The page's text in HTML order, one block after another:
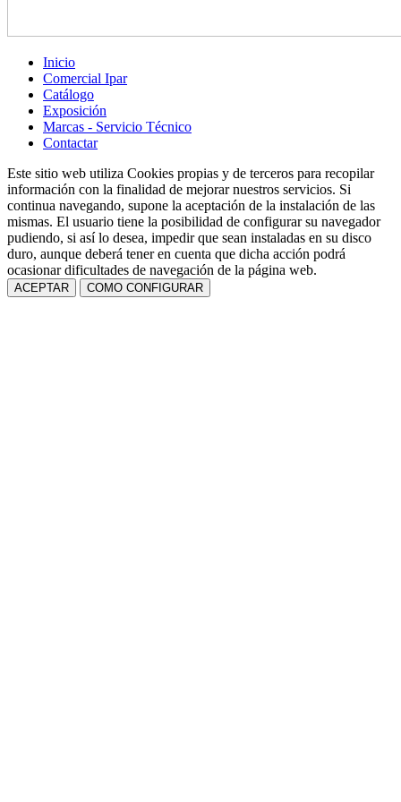
Inicio
Comercial Ipar
Catálogo
Exposición
Marcas - Servicio Técnico
Contactar
Este sitio web utiliza Cookies propias y de terceros para recopilar
información con la finalidad de mejorar nuestros servicios. Si
continua navegando, supone la aceptación de la instalación de las
mismas. El usuario tiene la posibilidad de configurar su navegador
pudiendo, si así lo desea, impedir que sean instaladas en su disco
duro, aunque deberá tener en cuenta que dicha acción podrá
ocasionar dificultades de navegación de la página web.